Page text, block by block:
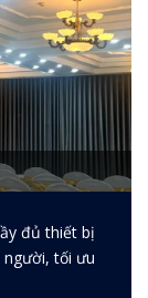
theo
chi
học
đủ thiết bị
người, tối ưu